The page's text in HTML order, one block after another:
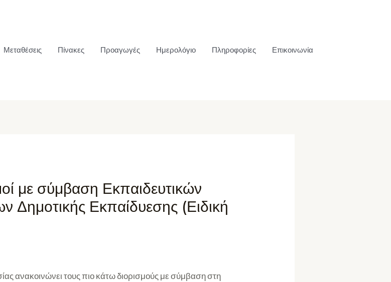
Μεταθέσεις Πίνακες Προαγωγές Ημερολόγιο Πληροφορίες Επικοινωνία
με σύμβαση Εκπαιδευτικών
Δημοτικής Εκπαίδυεσης (Ειδική
ανακοινώνει τους πιο κάτω διορισμούς με σύμβαση στη